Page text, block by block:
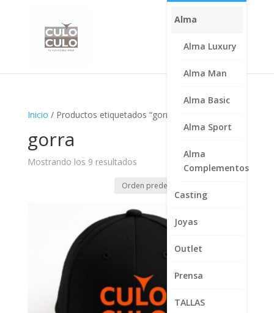
Alma
Alma Luxury
Alma Man
Alma Basic
Alma Sport
Alma
Complementos
Casting
Joyas
Outlet
Prensa
TALLAS
Inicio / Productos etiquetados “gorra”
gorra
Mostrando los 9 resultados